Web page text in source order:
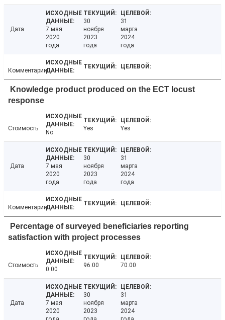
Дата
7 мая
2020
года
30
ноября
2023
года
31
марта
2024
года
Комментарии
Knowledge product produced on the ECT locust
response
Стоимость
No
Yes Yes
Дата
7 мая
2020
года
30
ноября
2023
года
31
марта
2024
года
Комментарии
Percentage of surveyed beneficiaries reporting
satisfaction with project processes
Стоимость
0.00
96.00 70.00
Дата
7 мая
2020
30
ноября
2023
31
марта
2024